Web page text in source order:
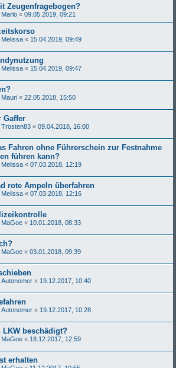
Zeugenfragebogen?
Marlo « 09.05.2019, 09:21
Melissa « 15.04.2019, 09:49
Melissa « 15.04.2019, 09:47
Mauri « 22.05.2018, 15:50
Gaffer
Trosten83 « 09.04.2018, 16:00
Fahren ohne Führerschein zur Festnahme
führen kann?
Melissa « 07.03.2018, 12:19
rote Ampeln überfahren
Melissa « 07.03.2018, 12:16
MaGoe « 10.01.2018, 08:33
MaGoe « 03.01.2018, 09:39
Autonomer « 19.12.2017, 10:40
Autonomer « 19.12.2017, 10:28
beschädigt?
MaGoe « 18.12.2017, 12:59
erhalten